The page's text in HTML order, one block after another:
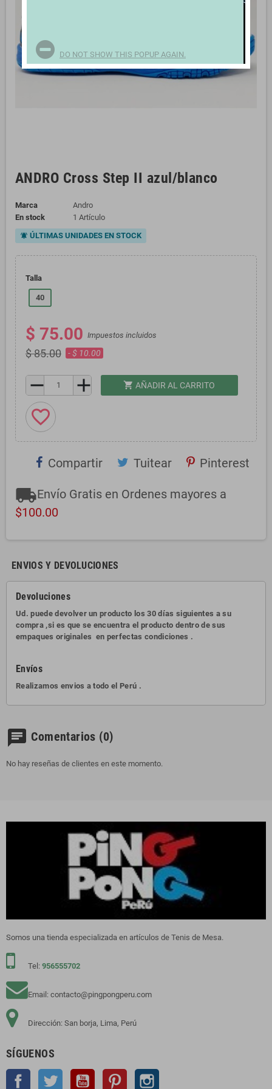
ANDRO Cross Step II azul/blanco
Marca
Andro
En stock
1 Artículo
notifications_active ÚLTIMAS UNIDADES EN STOCK
Talla
40
$ 75.00 Impuestos incluidos
$ 85.00 - $ 10.00
remove add shopping_cart AÑADIR AL CARRITO
favorite_border
Compartir Tuitear Pinterest
local_shippingEnvío Gratis en Ordenes mayores a
$100.00
ENVIOS Y DEVOLUCIONES
Devoluciones
Ud. puede devolver un producto los 30 días siguientes a su
compra ,si es que se encuentra el producto dentro de sus
empaques originales en perfectas condiciones .
Envíos
Realizamos envios a todo el Perú .
chat Comentarios (0)
No hay reseñas de clientes en este momento.
Somos una tienda especializada en artículos de Tenis de Mesa.
Tel: 956555702
Email: contacto@pingpongperu.com
Dirección: San borja, Lima, Perú
SÍGUENOS
Facebook Twitter YouTube Pinterest
DO NOT SHOW THIS POPUP AGAIN.